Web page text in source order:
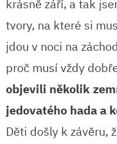
krásně září, a tak
tvory, na které si
jdou v noci na
proč musí vždy
objevili několik
jedovatého hada a
Děti došly k závěru,